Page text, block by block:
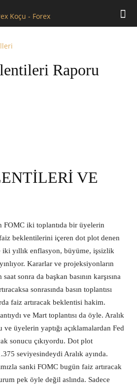
Raporu
VE
FOMC iki toplantıda bir üyelerin
beklentilerini içeren dot plot denen
yıllık enflasyon, büyüme, işsizlik
Kararlar ve projeksiyonların
sonra da başkan basının karşısına
sonrasında basın toplantısı
faiz artıracak beklentisi hakim.
ve Mart toplantısı da öyle. Aralık
üyelerin yaptığı açıklamalardan Fed
sonucu çıkıyordu. Dot plot
seviyesindeydi Aralık ayında.
sanki FOMC bugün faiz artıracak
pek öyle değil aslında. Sadece